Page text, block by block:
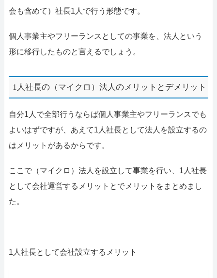
会も含めて）社長1人で行う形態です。
個人事業主やフリーランスとしての事業を、法人という
形に移行したものと言えるでしょう。
1人社長の（マイクロ）法人のメリットとデメリット
自分1人で全部行うならば個人事業主やフリーランスでも
よいはずですが、あえて1人社長として法人を設立するの
はメリットがあるからです。
ここで（マイクロ）法人を設立して事業を行い、1人社長
として会社運営するメリットとでメリットをまとめまし
た。
1人社長として会社設立するメリット